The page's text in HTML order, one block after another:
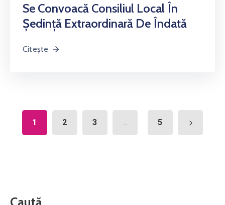
Se Convoacă Consiliul Local În
Ședință Extraordinară De Îndată
Citește
1 2 3 ... 5
Caută